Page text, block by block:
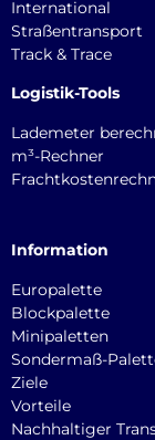
International
Straßentransport
Track & Trace
Logistik-Tools
Lademeter
m³-Rechner
Information
Europalette
Blockpalette
Minipaletten
Sondermaß-
Ziele
Vorteile
Nachhaltiger